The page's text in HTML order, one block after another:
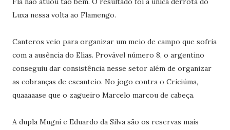
Luxa nessa volta ao Flamengo.
Canteros veio para organizar um meio de campo que sofria
com a ausência do Elias. Provável número 8, o argentino
conseguiu dar consistência nesse setor além de organizar
as cobranças de escanteio. No jogo contra o Criciúma,
quaaaaase que o zagueiro Marcelo marcou de cabeça.
A dupla Mugni e Eduardo da Silva são os reservas mais